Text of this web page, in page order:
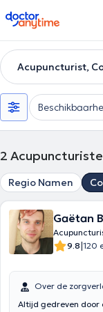
doctoranytime
Acupuncturist,
2
Regio Namen
Gaëtan
9.8|120
Over de
Altijd gedreven door